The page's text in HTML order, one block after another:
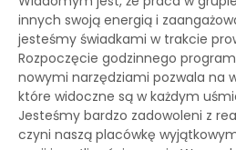
innych swoją energią i
jesteśmy świadkami w trakcie
Rozpoczęcie godzinnego
nowymi narzędziami pozwala na
które widoczne są w każdym
Jesteśmy bardzo zadowoleni z
czyni naszą placówkę